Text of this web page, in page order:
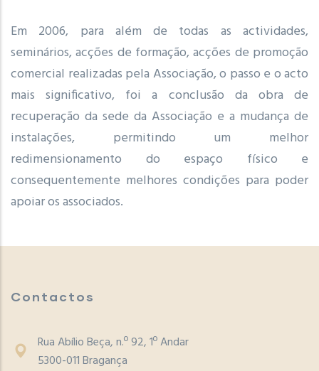
Em 2006, para além de todas as actividades,
seminários, acções de formação, acções de promoção
comercial realizadas pela Associação, o passo e o acto
mais significativo, foi a conclusão da obra de
recuperação da sede da Associação e a mudança de
instalações, permitindo um melhor
redimensionamento do espaço físico e
consequentemente melhores condições para poder
apoiar os associados.
Contactos
Rua Abílio Beça, n.º 92, 1º Andar
5300-011 Bragança